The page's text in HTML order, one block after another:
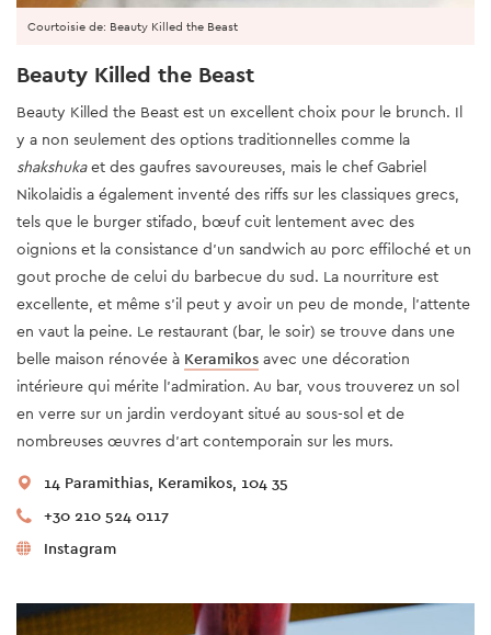
Courtoisie de: Beauty Killed the Beast
Beauty Killed the Beast
Beauty Killed the Beast est un excellent choix pour le brunch. Il
y a non seulement des options traditionnelles comme la
shakshukaet des gaufres savoureuses, mais le chef Gabriel
Nikolaidis a également inventé des riffs sur les classiques grecs,
tels que le burger stifado, bœuf cuit lentement avec des
oignions et la consistance d’un sandwich au porc effiloché et un
gout proche de celui du barbecue du sud. La nourriture est
excellente, et même s’il peut y avoir un peu de monde, l’attente
en vaut la peine. Le restaurant (bar, le soir) se trouve dans une
belle maison rénovée à Keramikos avec une décoration
intérieure qui mérite l’admiration. Au bar, vous trouverez un sol
en verre sur un jardin verdoyant situé au sous-sol et de
nombreuses œuvres d’art contemporain sur les murs.
14 Paramithias, Keramikos, 104 35
+30 210 524 0117
Instagram